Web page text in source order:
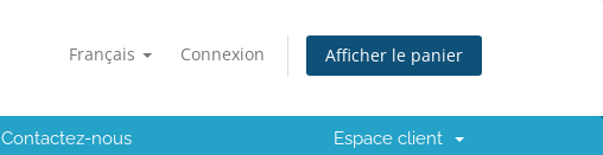
Français Connexion Afficher le panier
Contactez-nous Espace client